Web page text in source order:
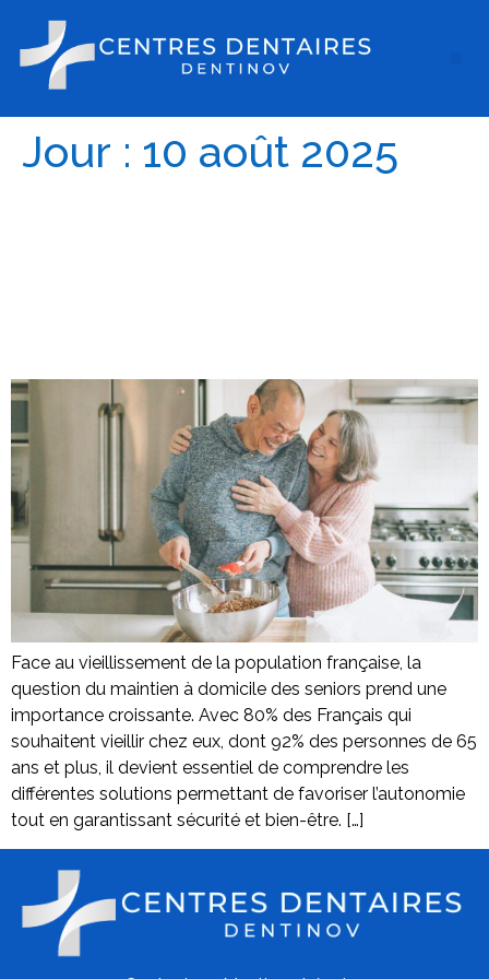
Jour : 10 août 2025
Face au vieillissement de la population française, la
question du maintien à domicile des seniors prend une
importance croissante. Avec 80% des Français qui
souhaitent vieillir chez eux, dont 92% des personnes de 65
ans et plus, il devient essentiel de comprendre les
différentes solutions permettant de favoriser l’autonomie
tout en garantissant sécurité et bien-être. […]